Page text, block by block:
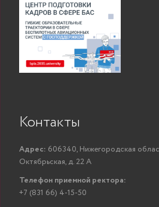
Контакты
Адрес: 606340, Нижегородская
Октябрьская, д. 22 А
Телефон приемной ректора:
+7 (831 66) 4-15-50